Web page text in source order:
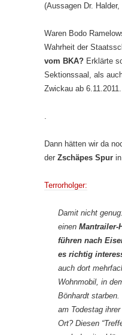
(Aussagen Dr. Halder,
Waren Bodo
Wahrheit der
vom BKA? Erklärte
Sektionssaal, als
Zwickau ab 6.11.2011.
Dann hätten wir da
der Zschäpes Spur
Terrorholger:
Damit nicht
einen Mantrailer-
führen nach
es richtig
auch dort
Wohnmobil, in
Bönhardt
am Todestag
Ort? Diesen